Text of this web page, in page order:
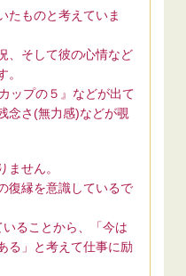
たものと考えていま
、そして彼の心情など
ップの５』などが出て
念さ(無力感)などが覗
せん。
復縁を意識しているで
ることから、「今は
る」と考えて仕事に励